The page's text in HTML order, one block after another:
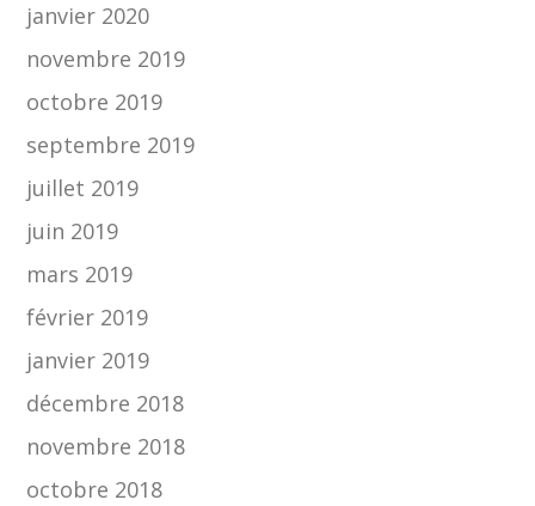
janvier 2020
novembre 2019
octobre 2019
septembre 2019
juillet 2019
juin 2019
mars 2019
février 2019
janvier 2019
décembre 2018
novembre 2018
octobre 2018